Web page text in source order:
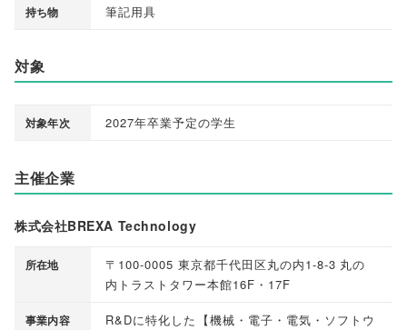
持ち物 筆記用具
対象
対象年次 2027年卒業予定の学生
主催企業
株式会社BREXA Technology
所在地
〒100-0005 東京都千代田区丸の内1-8-3 丸の
内トラストタワー本館16F・17F
事業内容 R&Dに特化した 【機械・電子・電気・ソフトウ